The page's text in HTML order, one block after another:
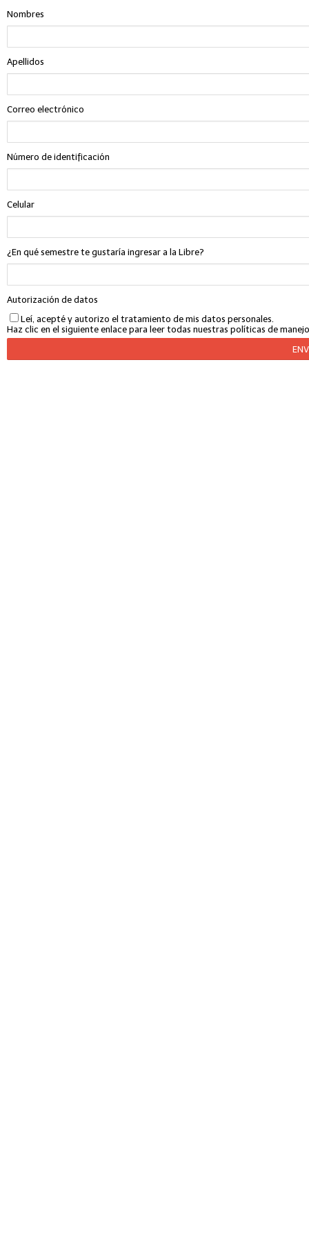
Nombres
Apellidos
Correo electrónico
Número de identificación
Celular
¿En qué semestre te gustaría ingresar a la Libre?
Autorización de datos
Leí, acepté y autorizo el tratamiento de mis datos personales.
Haz clic en el siguiente enlace para leer todas nuestras políticas de